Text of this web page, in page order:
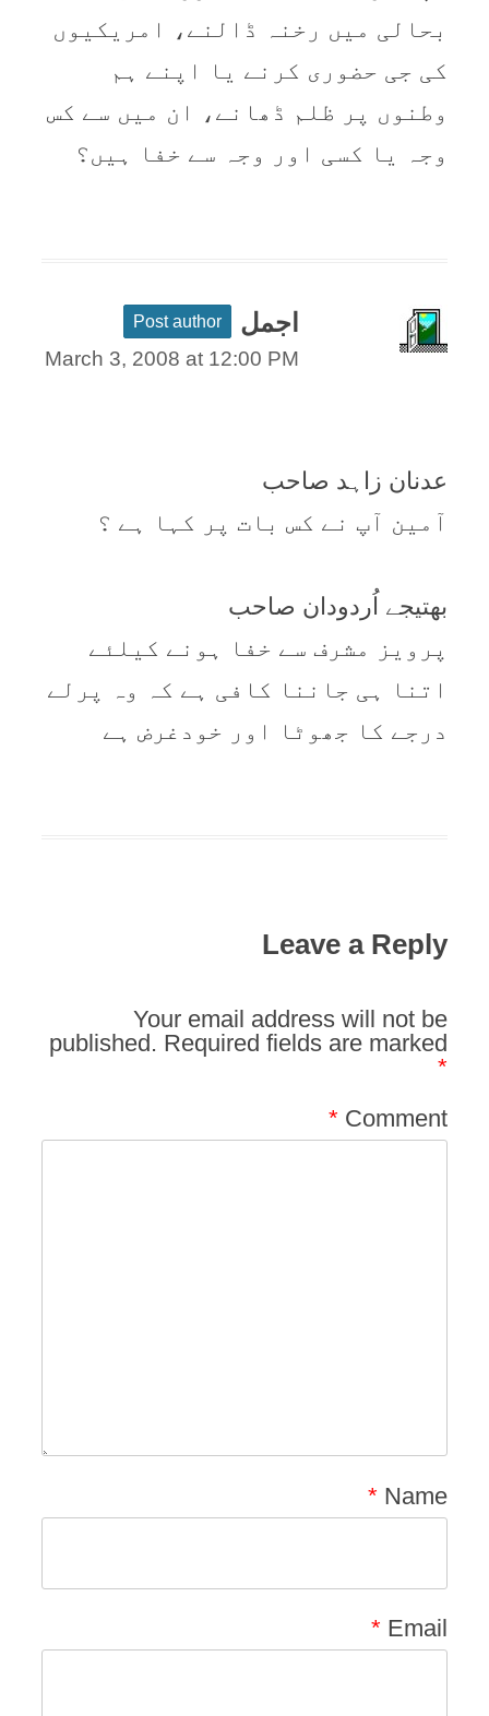
بحالی میں رخنہ ڈالنے، امریکیوں
کی جی حضوری کرنے یا اپنے ہم
وطنوں پر ظلم ڈھانے، ان میں سے کس
وجہ یا کسی اور وجہ سے خفا ہیں؟
اجمل Post author
March 3, 2008 at 12:00 PM
عدنان زاہد صاحب
آمین آپ نے کس بات پر کہا ہے ؟
بھتیجے اُردودان صاحب
پرویز مشرف سے خفا ہونے کیلئے
اتنا ہی جاننا کافی ہے کہ وہ پرلے
درجے کا جھوٹا اور خودغرض ہے
Leave a Reply
Your email address will not be
published. Required fields are marked
*
Comment
*
Name
*
Email
*